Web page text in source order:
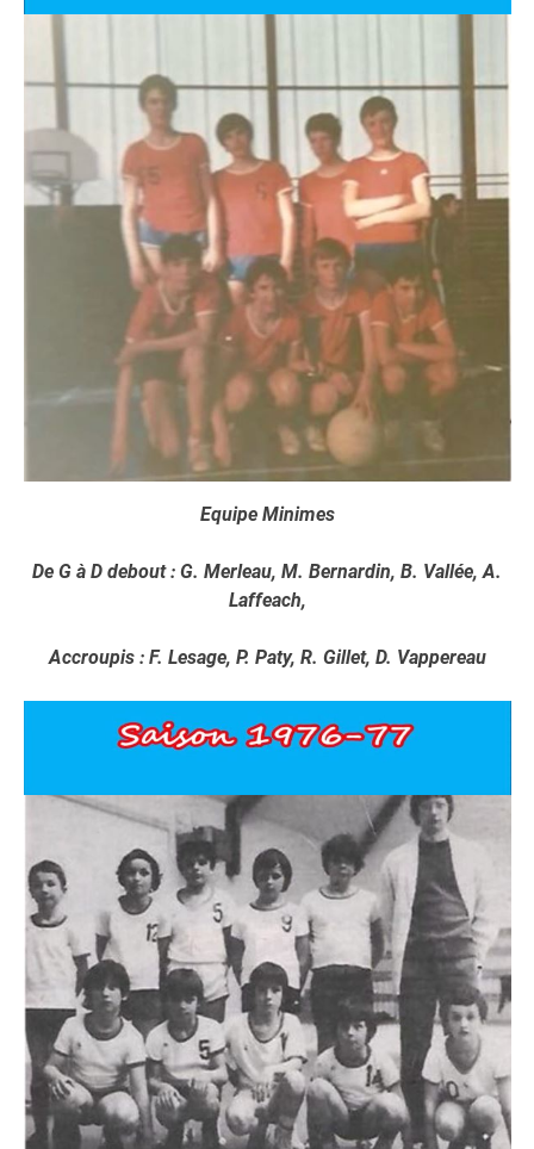
Equipe Minimes
De G à D debout : G. Merleau, M. Bernardin, B. Vallée, A.
Laffeach,
Accroupis : F. Lesage, P. Paty, R. Gillet, D. Vappereau